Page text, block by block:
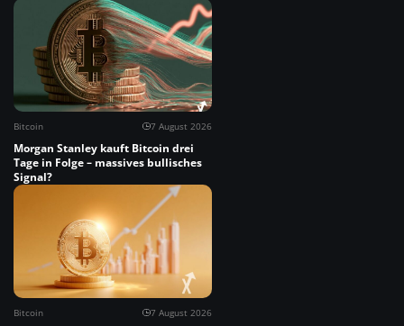
Bitcoin 7 August 2026
Morgan Stanley kauft Bitcoin drei
Tage in Folge – massives bullisches
Signal?
Bitcoin 7 August 2026